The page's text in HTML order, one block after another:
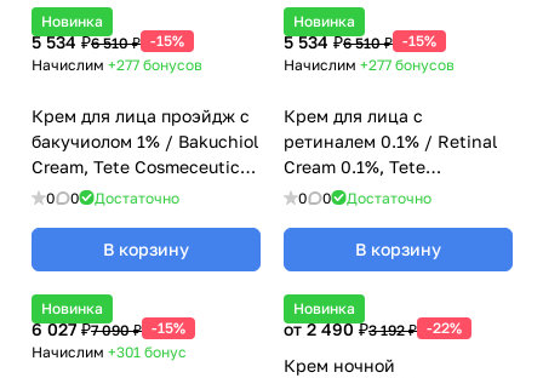
Новинка
5 534 ₽6 510 ₽ -15%
Начислим +277 бонусов
Крем для лица проэйдж с
бакучиолом 1% / Bakuchiol
Cream, Tete Cosmeceutical
- 50 мл
0 0 Достаточно
В корзину
Новинка
5 534 ₽6 510 ₽ -15%
Начислим +277 бонусов
Крем для лица с
ретиналем 0.1% / Retinal
Cream 0.1%, Tete
Cosmeceutical - 50 мл
0 0 Достаточно
В корзину
Новинка
6 027 ₽7 090 ₽ -15%
Начислим +301 бонус
Новинка
от 2 490 ₽3 192 ₽ -22%
Крем ночной